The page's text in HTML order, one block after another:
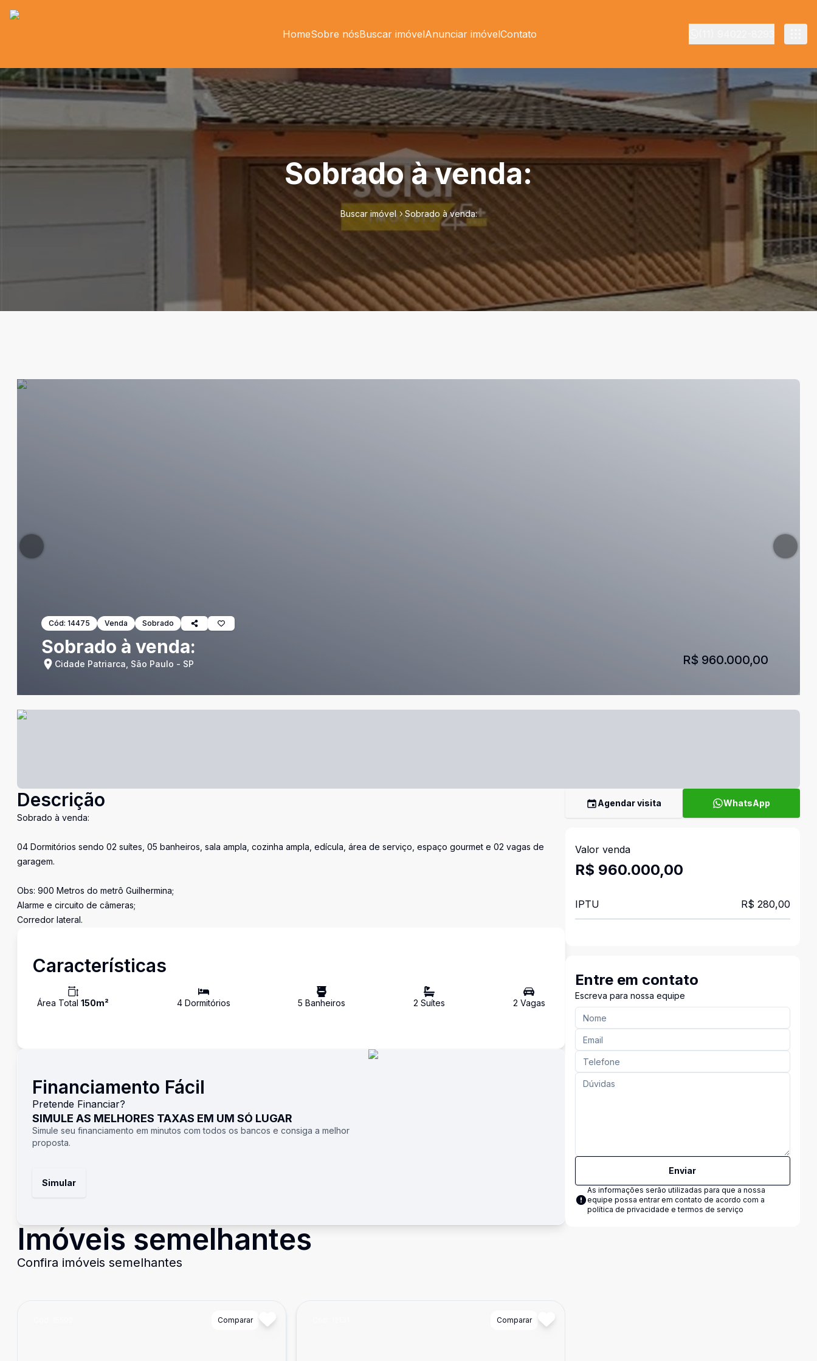
HomeSobre nósBuscar imóvelAnunciar imóvelContato
Sobrado à venda:
Buscar imóvel Sobrado à venda:
Cód: 14475 Venda Sobrado
Sobrado à venda:
Cidade Patriarca, São Paulo - SP R$ 960.000,00
Descrição
Sobrado à venda:
04 Dormitórios sendo 02 suítes, 05 banheiros, sala ampla, cozinha ampla, edícula, área de serviço, espaço gourmet e 02 vagas de
garagem.
Obs: 900 Metros do metrô Guilhermina;
Alarme e circuito de câmeras;
Corredor lateral.
Características
Área Total 150m² 4Dormitórios 5 Banheiros 2 Suítes 2 Vagas
Financiamento Fácil
Pretende Financiar?
SIMULE AS MELHORES TAXAS EM UM SÓ LUGAR
Simule seu financiamento em minutos com todos os bancos e consiga a melhor
proposta.
Simular
Imóveis semelhantes
Confira imóveis semelhantes
Comparar Comparar
Agendar visita WhatsApp
Valor venda
R$ 960.000,00
IPTU R$ 280,00
Entre em contato
Escreva para nossa equipe
Enviar
As informações serão utilizadas para que a nossa
equipe possa entrar em contato de acordo com a
política de privacidade e termos de serviço